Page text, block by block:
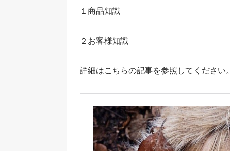
１商品知識
２お客様知識
詳細はこちらの記事を参照してください。